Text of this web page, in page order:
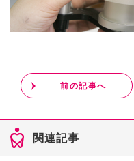
前の記事へ
関連記事